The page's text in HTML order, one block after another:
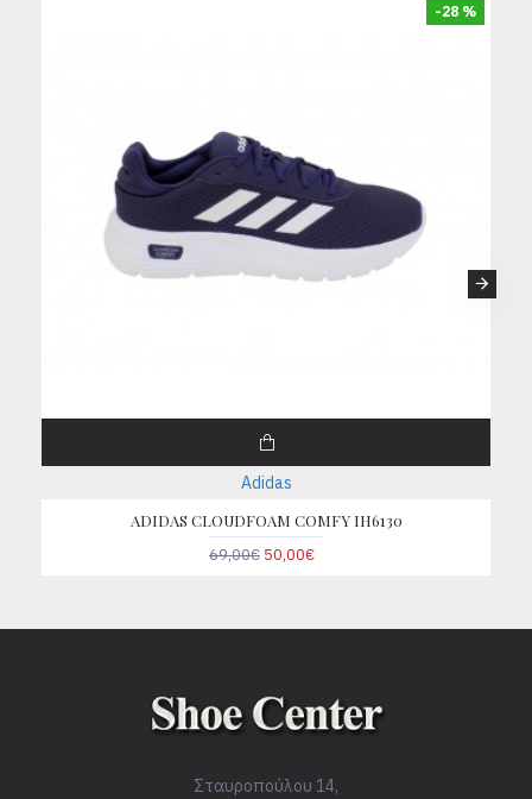
-28 %
Adidas
ADIDAS CLOUDFOAM COMFY IH6130
69,00€ 50,00€
Σταυροπούλου 14,